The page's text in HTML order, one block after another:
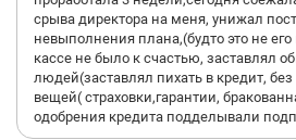
срыва директора на меня, унижал
невыполнения плана,(будто это не
кассе не было к счастью, заставлял
людей(заставлял пихать в кредит,
вещей( страховки,гарантии,
одобрения кредита подделывали